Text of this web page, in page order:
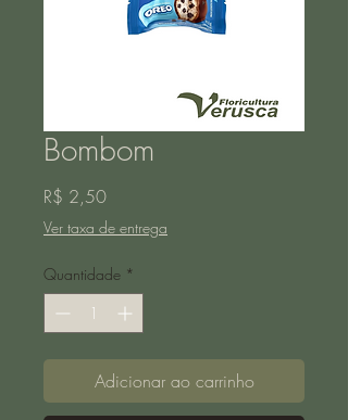
Bombom
R$ 2,50Preço
Ver taxa de entrega
Quantidade *
Adicionar ao carrinho